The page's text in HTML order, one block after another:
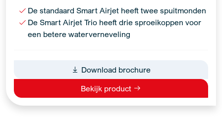
De standaard Smart Airjet heeft twee spuitmonden
De Smart Airjet Trio heeft drie sproeikoppen voor
een betere waterverneveling
Download brochure
Bekijk product